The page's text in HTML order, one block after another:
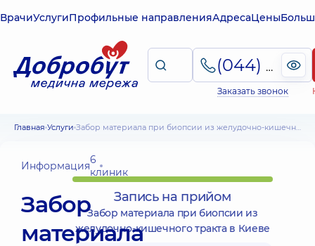
ВрачиУслугиПрофильные направленияАдресаЦены
(044) 495-2-888
Заказать звонок
Главная Услуги Забор материала при биопсии из желудочно-кишечного тракта в Киеве
Информация6
клиник
Забор
материала
Запись на прийом
Забор материала при биопсии из
желудочно-кишечного тракта в Киеве